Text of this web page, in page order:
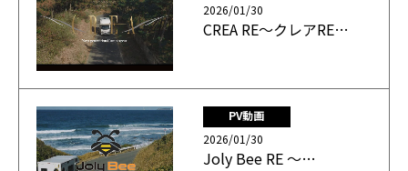
2026/01/30
CREA RE～クレアRE…
PV動画
2026/01/30
Joly Bee RE ～…